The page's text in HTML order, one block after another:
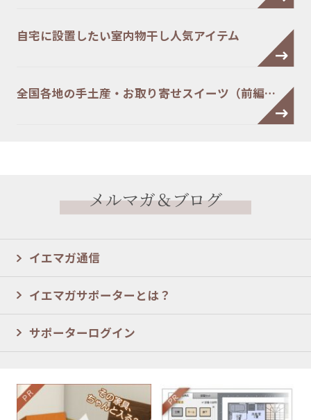
自宅に設置したい室内物干し人気アイテム
全国各地の手土産・お取り寄せスイーツ（前編…
メルマガ＆ブログ
イエマガ通信
イエマガサポーターとは？
サポーターログイン